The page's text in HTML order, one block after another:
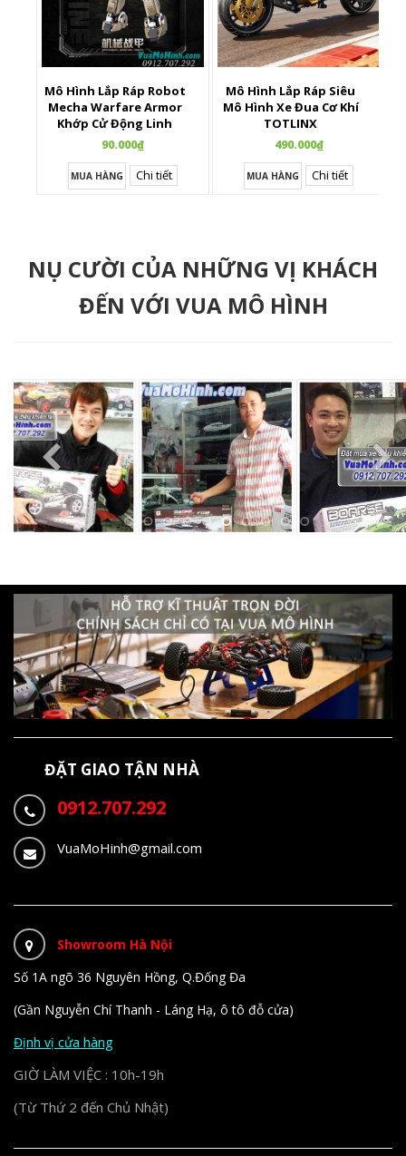
Mô Hình Lắp Ráp Robot
Mecha Warfare Armor
Khớp Cử Động Linh
Hoạt
90.000₫
MUA HÀNG Chi tiết
Mô Hình Lắp Ráp Siêu
Mô Hình Xe Đua Cơ Khí
TOTLINX
490.000₫
MUA HÀNG Chi tiết
NỤ CƯỜI CỦA NHỮNG VỊ KHÁCH
ĐẾN VỚI VUA MÔ HÌNH
ĐẶT GIAO TẬN NHÀ
0912.707.292
VuaMoHinh@gmail.com
Showroom Hà Nội
Số 1A ngõ 36 Nguyên Hồng, Q.Đống Đa
(Gần Nguyễn Chí Thanh - Láng Hạ, ô tô đỗ cửa)
Định vị cửa hàng
GIỜ LÀM VIỆC : 10h-19h
(Từ Thứ 2 đến Chủ Nhật)